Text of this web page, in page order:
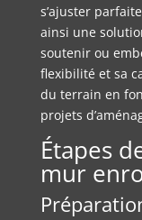
s’ajuster
ainsi une
soutenir ou
flexibilité et sa
du terrain en
projets
Étapes
mur